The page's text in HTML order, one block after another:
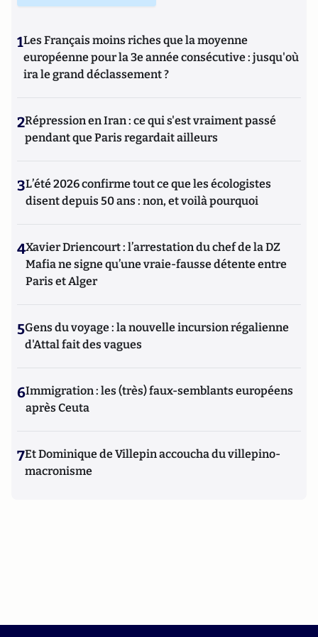
1Les Français moins riches que la moyenne
européenne pour la 3e année consécutive : jusqu'où
ira le grand déclassement ?
2Répression en Iran : ce qui s'est vraiment passé
pendant que Paris regardait ailleurs
3L’été 2026 confirme tout ce que les écologistes
disent depuis 50 ans : non, et voilà pourquoi
4Xavier Driencourt : l’arrestation du chef de la DZ
Mafia ne signe qu’une vraie-fausse détente entre
Paris et Alger
5Gens du voyage : la nouvelle incursion régalienne
d'Attal fait des vagues
6Immigration : les (très) faux-semblants européens
après Ceuta
7Et Dominique de Villepin accoucha du villepino-
macronisme